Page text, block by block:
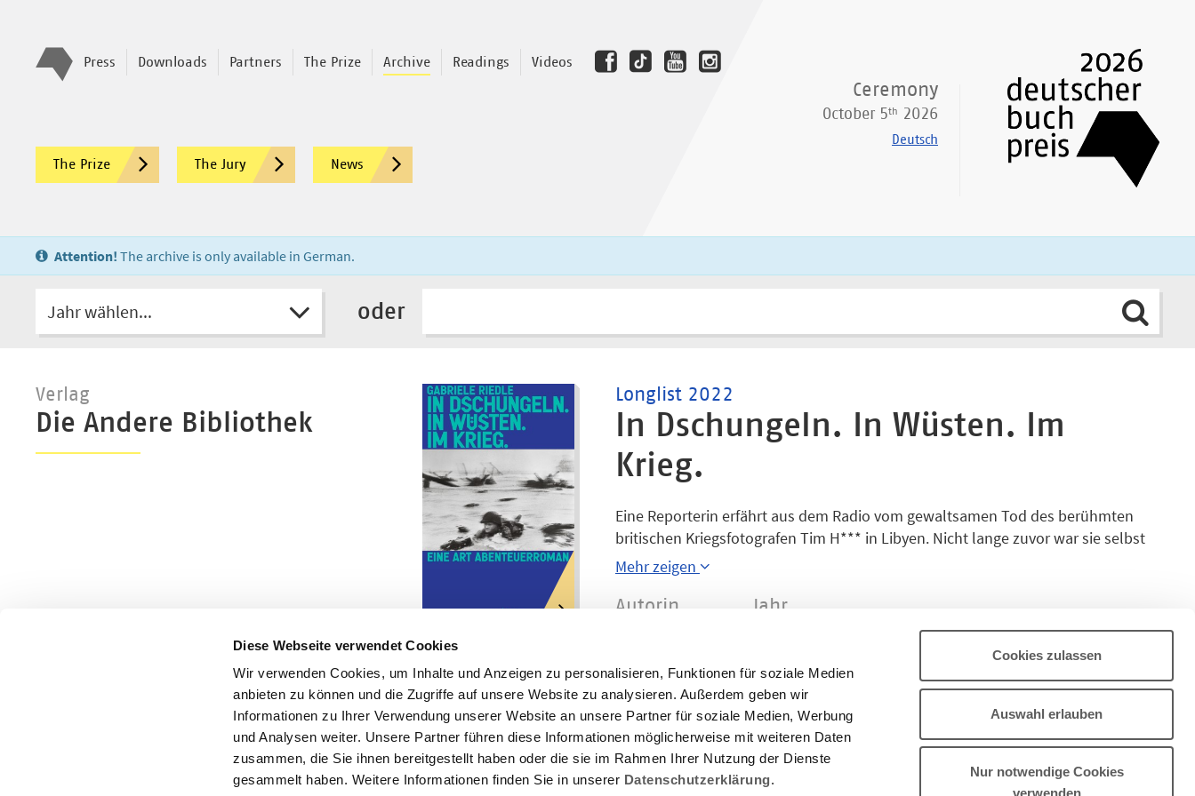
Diese Webseite verwendet Cookies
Wir verwenden Cookies, um Inhalte und Anzeigen zu personalisieren, Funktionen für soziale Medien
anbieten zu können und die Zugriffe auf unsere Website zu analysieren. Außerdem geben wir
Informationen zu Ihrer Verwendung unserer Website an unsere Partner für soziale Medien, Werbung
und Analysen weiter. Unsere Partner führen diese Informationen möglicherweise mit weiteren Daten
zusammen, die Sie ihnen bereitgestellt haben oder die sie im Rahmen Ihrer Nutzung der Dienste
gesammelt haben. Weitere Informationen finden Sie in unserer Datenschutzerklärung.
Cookies zulassen
Auswahl erlauben
Nur notwendige Cookies
verwenden
Ceremony
October 5th 2026
Deutsch
Press Downloads Partners The Prize Archive Readings Videos
The Prize The Jury News
Attention! The archive is only available in German.
Jahr wählen... oder
Verlag
Die Andere Bibliothek
Longlist 2022
In Dschungeln. In Wüsten. Im
Krieg.
Eine Reporterin erfährt aus dem Radio vom gewaltsamen Tod des berühmten
britischen Kriegsfotografen Tim H*** in Libyen. Nicht lange zuvor war sie selbst
mit ihm unterwegs im Bürgerkriegsland Liberia. So erzählt sie von seinem Leben
und von seinem Sterben, aber auch von ihren eigenen Erfahrungen an den
verschiedensten Orten, in Afghanistan und im Dschungel von Papua-Neuguinea,
im Inneren der Mongolei und im Kaukasus. Ihre Erfahrungen mischen sich mit
Bildern und Beschreibungen der Welt, die versuchen, unsere globale Gegenwart
zu deuten.
Mehr zeigen
Autorin Jahr